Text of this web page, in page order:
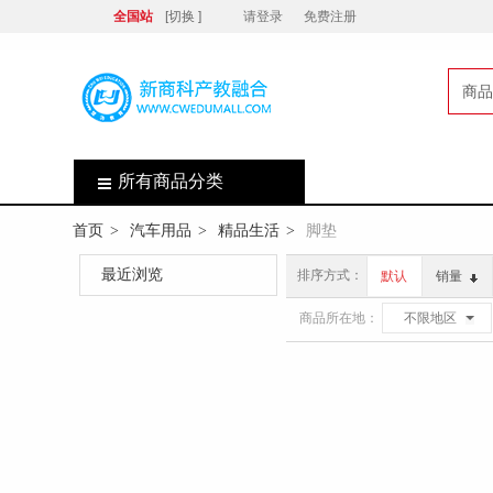
全国站 [切换 ] 请登录 免费注册
商品
所有商品分类
首页 > 汽车用品 > 精品生活 > 脚垫
最近浏览 排序方式： 默认 销量
商品所在地： 不限地区